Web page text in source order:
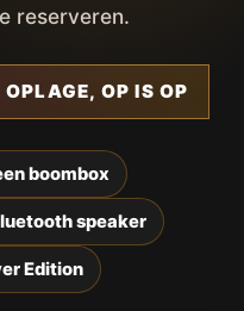
reserveren.
OPLAGE, OP IS OP
boombox
speaker
Edition